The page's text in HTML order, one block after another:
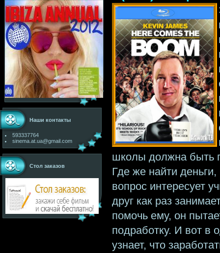
Наши контакты
593337764
sinema.at.ua@gmail.com
Стол заказов
школы должна быть
Где же найти
вопрос интересует
друг как раз
помочь ему, он
подработку. И вот в
узнает, что